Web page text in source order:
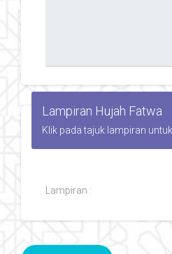
Lampiran Hujah Fatwa
Klik pada tajuk lampiran
Lampiran :